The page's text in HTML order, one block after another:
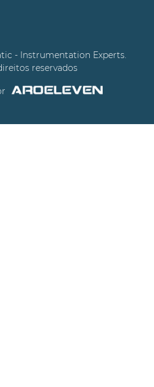
- Instrumentation Experts.
reservados